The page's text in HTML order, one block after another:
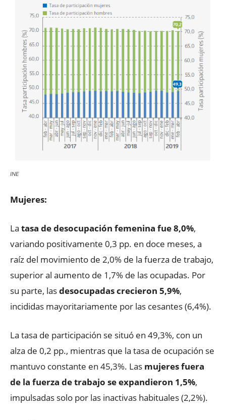
INE
Mujeres:
La tasa de desocupación femenina fue 8,0%,
variando positivamente 0,3 pp. en doce meses, a
raíz del movimiento de 2,0% de la fuerza de trabajo,
superior al aumento de 1,7% de las ocupadas. Por
su parte, lasdesocupadas crecieron 5,9%,
incididas mayoritariamente por las cesantes (6,4%).
La tasa de participación se situó en 49,3%, con un
alza de 0,2 pp., mientras que la tasa de ocupación se
mantuvo constante en 45,3%. Las mujeres fuera
de la fuerza de trabajo se expandieron 1,5%,
impulsadas solo por las inactivas habituales (2,2%).